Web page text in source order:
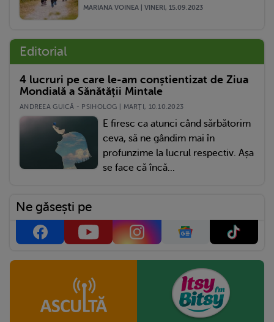
MARIANA VOINEA | VINERI, 15.09.2023
Editorial
4 lucruri pe care le-am conștientizat de Ziua
Mondială a Sănătății Mintale
ANDREEA GUICĂ - PSIHOLOG | MARŢI, 10.10.2023
E firesc ca atunci când sărbătorim
ceva, să ne gândim mai în
profunzime la lucrul respectiv. Așa
se face că încă...
Ne găsești pe